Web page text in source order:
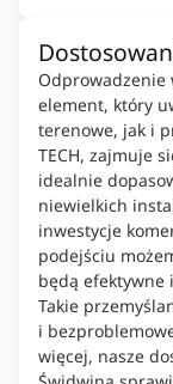
Odprowadzenie
element, który
terenowe, jak i
TECH, zajmuje
idealnie
niewielkich
inwestycje
podejściu
będą efektywne
Takie
i
więcej, nasze